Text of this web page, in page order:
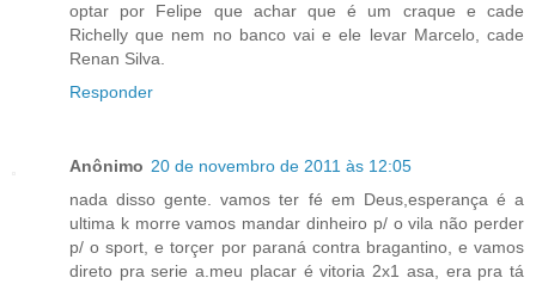
optar por Felipe que achar que é um craque e cade
Richelly que nem no banco vai e ele levar Marcelo, cade
Renan Silva.
Responder
Anônimo 20 de novembro de 2011 às 12:05
nada disso gente. vamos ter fé em Deus,esperança é a
ultima k morre vamos mandar dinheiro p/ o vila não perder
p/ o sport, e torçer por paraná contra bragantino, e vamos
direto pra serie a.meu placar é vitoria 2x1 asa, era pra tá